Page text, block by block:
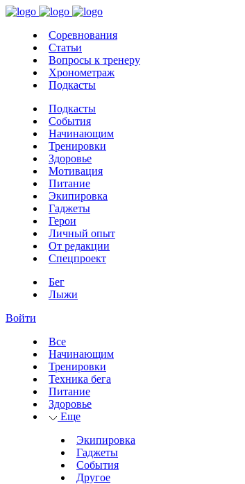
Соревнования
Статьи
Вопросы к тренеру
Хронометраж
Подкасты
Подкасты
События
Начинающим
Тренировки
Здоровье
Мотивация
Питание
Экипировка
Гаджеты
Герои
Личный опыт
От редакции
Спецпроект
Бег
Лыжи
Войти
Все
Начинающим
Тренировки
Техника бега
Питание
Здоровье
Еще
Экипировка
Гаджеты
События
Другое